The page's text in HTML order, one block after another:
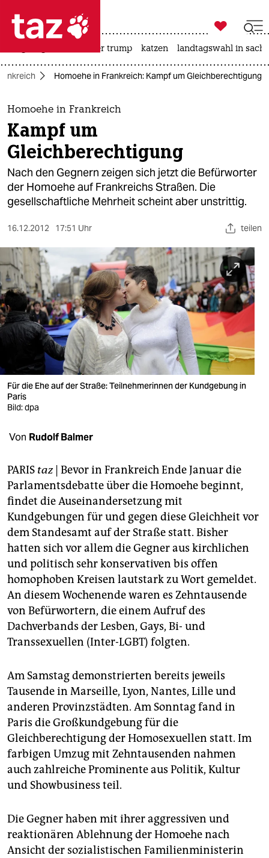
 taz zahl ich
taz zahl ich
themen
politik
öko
gesellschaft
sport
berlin
nord
wahrheit
verlag
veranstaltungen
unterstützen
abo
genossenschaft
epaper login

taz zahl ich
usa unter trump katzen landtagswahl in
Homoehe in Frankreich: Kampf um Gleichberechtigung
Homoehe in Frankreich
Kampf um
Gleichberechtigung
Nach den Gegnern zeigen sich jetzt die Befürworter
der Homoehe auf Frankreichs Straßen. Die
gesellschaftliche Mehrheit scheint aber unstrittig.
16.12.2012 17:51 Uhr teilen
Für die Ehe auf der Straße: Teilnehmerinnen der Kundgebung in
Paris
Bild: dpa
Von Rudolf Balmer
PARIS taz| Bevor in Frankreich Ende Januar die
Parlamentsdebatte über die Homoehe beginnt,
findet die Auseinandersetzung mit
Kundgebungen für und gegen diese Gleichheit vor
dem Standesamt auf der Straße statt. Bisher
hatten sich vor allem die Gegner aus kirchlichen
und politisch sehr konservativen bis offen
homophoben Kreisen lautstark zu Wort gemeldet.
An diesem Wochenende waren es Zehntausende
von Befürwortern, die einem Aufruf des
Dachverbands der Lesben, Gays, Bi- und
Transsexuellen (Inter-LGBT) folgten.
Am Samstag demonstrierten bereits jeweils
Tausende in Marseille, Lyon, Nantes, Lille und
anderen Provinzstädten. Am Sonntag fand in
Paris die Großkundgebung für die
Gleichberechtigung der Homosexuellen statt. Im
farbigen Umzug mit Zehntausenden nahmen
auch zahlreiche Prominente aus Politik, Kultur
und Showbusiness teil.
Die Gegner haben mit ihrer aggressiven und
reaktionären Ablehnung der Homoehe nach
Ansicht der sozialistischen Familienministerin